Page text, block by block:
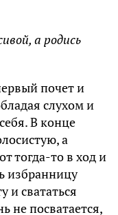
а родись
почет и
слухом и
В конце
а
тогда-то в ход и
избранницу
и свататься
не посватается,